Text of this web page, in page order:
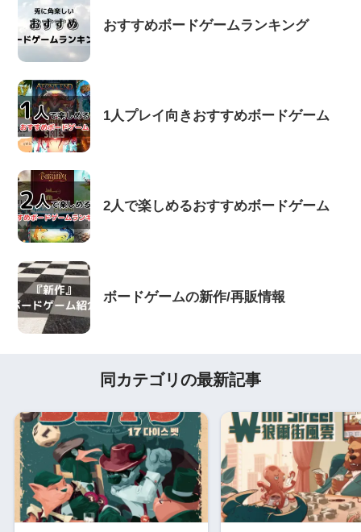
おすすめボードゲームランキング
1人プレイ向きおすすめボードゲーム
2人で楽しめるおすすめボードゲーム
ボードゲームの新作/再販情報
同カテゴリの最新記事